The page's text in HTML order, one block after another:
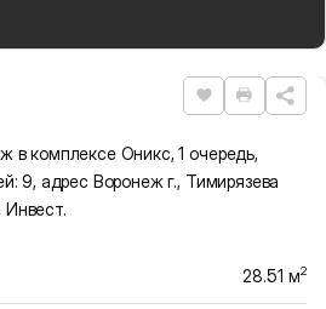
Нравится
в комплексе Оникс, 1 очередь,
9, адрес Воронеж г., Тимирязева
Инвест.
28.51 м2